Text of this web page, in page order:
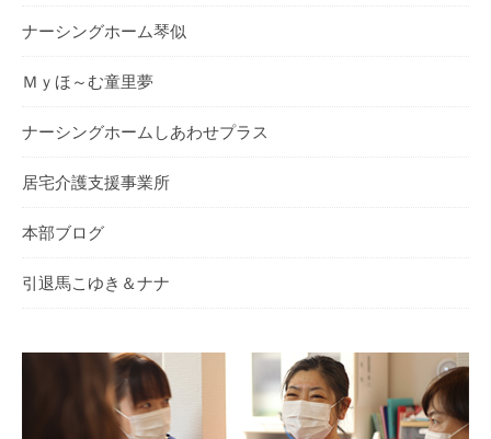
ナーシングホーム琴似
Ｍｙほ～む童里夢
ナーシングホームしあわせプラス
居宅介護支援事業所
本部ブログ
引退馬こゆき＆ナナ